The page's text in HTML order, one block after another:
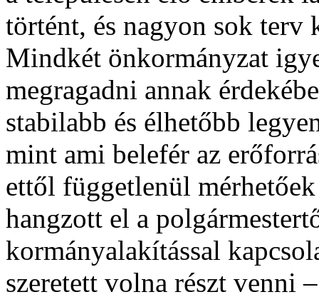
történt, és nagyon sok terv
Mindkét önkormányzat
megragadni annak
stabilabb és élhetőbb
mint ami belefér az
ettől függetlenül
hangzott el a
kormányalakítással
szeretett volna részt venni